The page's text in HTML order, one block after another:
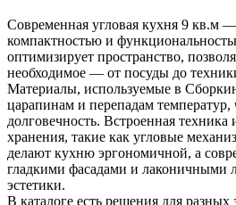
Современная угловая кухня 9 кв.м
компактностью и
оптимизирует пространство,
необходимое — от посуды до
Материалы, используемые в
царапинам и перепадам температур,
долговечность. Встроенная
хранения, такие как угловые
делают кухню эргономичной, а
гладкими фасадами и лаконичными
эстетики.
В каталоге есть решения для разных